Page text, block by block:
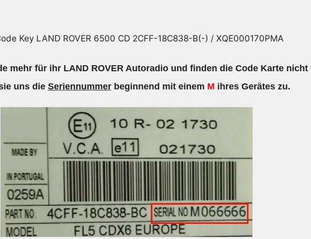
Key LAND ROVER 6500 CD 2CFF-18C838-B(-) / XQE000170PMA
mehr für ihr LAND ROVER Autoradio und finden die Code Karte nicht
uns die Seriennummerbeginnend mit einem M ihres Gerätes zu.